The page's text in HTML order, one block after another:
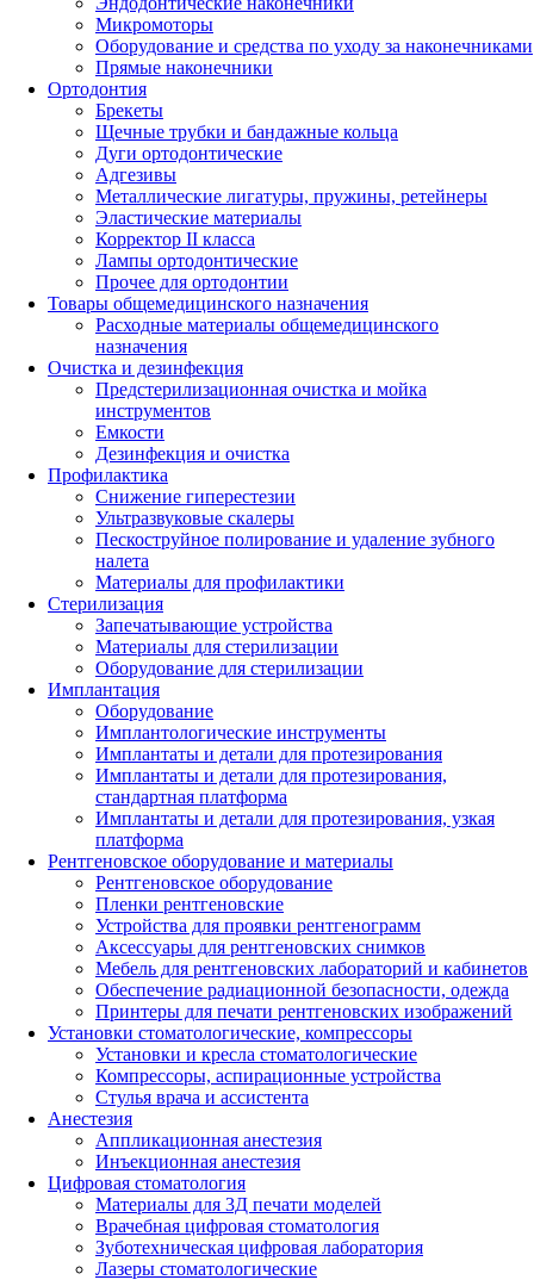
Микромоторы
Оборудование и средства по уходу за наконечниками
Прямые наконечники
Ортодонтия
Брекеты
Щечные трубки и бандажные кольца
Дуги ортодонтические
Адгезивы
Металлические лигатуры, пружины, ретейнеры
Эластические материалы
Корректор II класса
Лампы ортодонтические
Прочее для ортодонтии
Товары общемедицинского назначения
Расходные материалы общемедицинского
назначения
Очистка и дезинфекция
Предстерилизационная очистка и мойка
инструментов
Емкости
Дезинфекция и очистка
Профилактика
Снижение гиперестезии
Ультразвуковые скалеры
Пескоструйное полирование и удаление зубного
налета
Материалы для профилактики
Стерилизация
Запечатывающие устройства
Материалы для стерилизации
Оборудование для стерилизации
Имплантация
Оборудование
Имплантологические инструменты
Имплантаты и детали для протезирования
Имплантаты и детали для протезирования,
стандартная платформа
Имплантаты и детали для протезирования, узкая
платформа
Рентгеновское оборудование и материалы
Рентгеновское оборудование
Пленки рентгеновские
Устройства для проявки рентгенограмм
Аксессуары для рентгеновских снимков
Мебель для рентгеновских лабораторий и кабинетов
Обеспечение радиационной безопасности, одежда
Принтеры для печати рентгеновских изображений
Установки стоматологические, компрессоры
Установки и кресла стоматологические
Компрессоры, аспирационные устройства
Стулья врача и ассистента
Анестезия
Аппликационная анестезия
Инъекционная анестезия
Цифровая стоматология
Материалы для 3Д печати моделей
Врачебная цифровая стоматология
Зуботехническая цифровая лаборатория
Лазеры стоматологические